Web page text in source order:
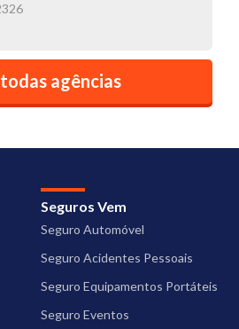
agências
Seguros Vem
Seguro Automóvel
Seguro Acidentes Pessoais
Seguro Equipamentos Portáteis
Seguro Eventos